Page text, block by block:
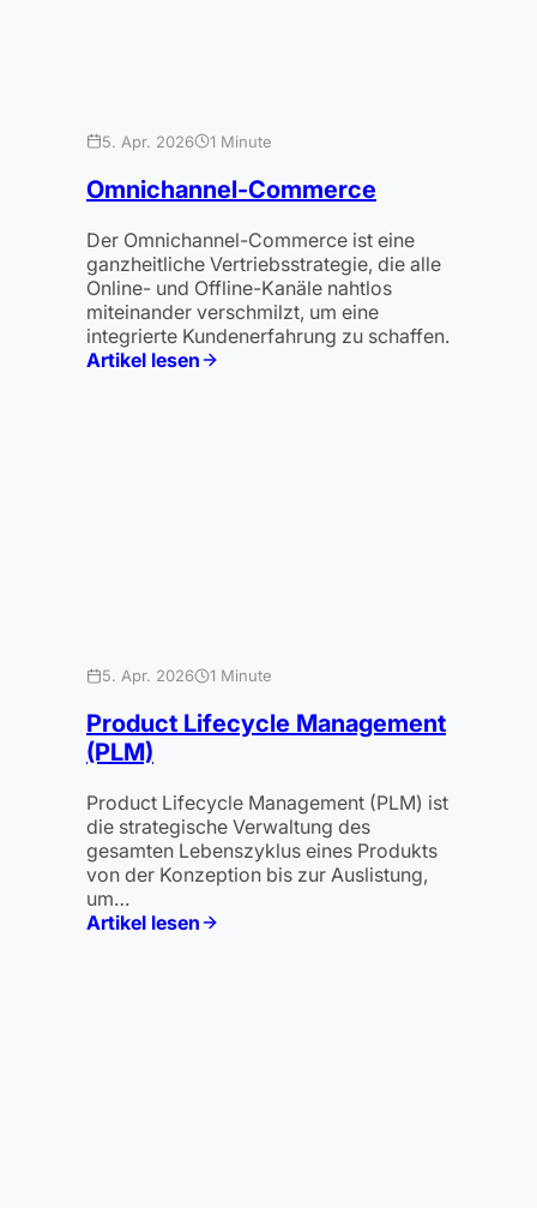
5. Apr. 2026 1 Minute
Omnichannel-Commerce
Der Omnichannel-Commerce ist eine
ganzheitliche Vertriebsstrategie, die alle
Online- und Offline-Kanäle nahtlos
miteinander verschmilzt, um eine
integrierte Kundenerfahrung zu schaffen.
Artikel lesen
:
5. Apr. 2026 1 Minute
Product Lifecycle Management
(PLM)
Product Lifecycle Management (PLM) ist
die strategische Verwaltung des
gesamten Lebenszyklus eines Produkts
von der Konzeption bis zur Auslistung,
um…
Artikel lesen
: